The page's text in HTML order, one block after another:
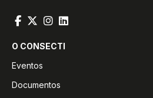
O CONSECTI
Eventos
Documentos